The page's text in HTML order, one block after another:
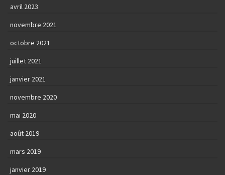
avril 2023
novembre 2021
octobre 2021
juillet 2021
janvier 2021
novembre 2020
mai 2020
août 2019
mars 2019
janvier 2019